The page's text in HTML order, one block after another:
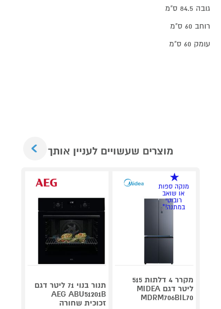
גובה 84.5 ס"מ
רוחב 60 ס"מ
עומק 60 ס"מ
מוצרים שעשויים לעניין אותך
מנקה ספות
או שואב
רובוטי
במתנה!*
מקרר 4 דלתות 515
ליטר דגם MIDEA
MDRM706BIL70
תנור בנוי 71 ליטר דגם
AEG ABU51201B
זכוכית שחורה